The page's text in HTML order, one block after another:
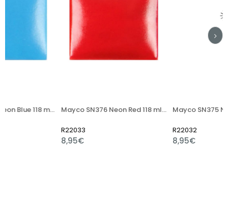
Mayco SN377 Neon Blue 118 ml (Yarı Mat) Mayco SN376 Neon Red 118 ml (Yarı Mat)